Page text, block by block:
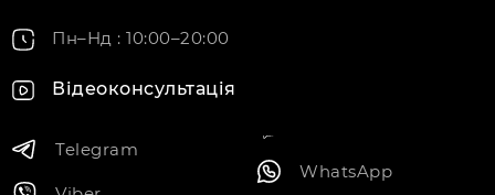
Пн–Нд : 10:00–20:00
Відеоконсультація
Telegram
WhatsApp